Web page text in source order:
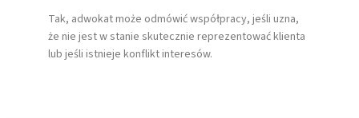
Tak, adwokat może odmówić współpracy, jeśli uzna,
że nie jest w stanie skutecznie reprezentować klienta
lub jeśli istnieje konflikt interesów.